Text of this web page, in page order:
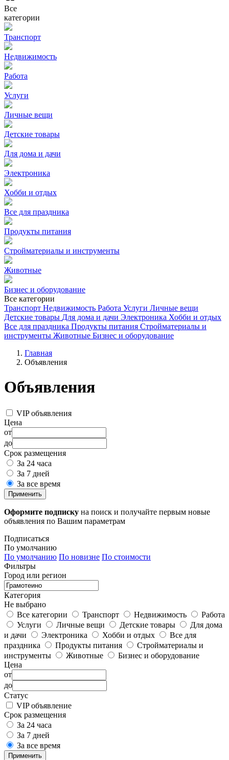
Все
категории
Транспорт
Недвижимость
Работа
Услуги
Личные вещи
Детские товары
Для дома и дачи
Электроника
Хобби и отдых
Все для праздника
Продукты питания
Стройматериалы и инструменты
Животные
Бизнес и оборудование
Все категории
Транспорт Недвижимость Работа Услуги Личные вещи
Детские товары Для дома и дачи Электроника Хобби и отдых
Все для праздника Продукты питания Стройматериалы и
инструменты Животные Бизнес и оборудование
Главная
Объявления
Объявления
VIP объявления
Цена
от
до
Срок размещения
За 24 часа
За 7 дней
За все время
Применить
Оформите подписку на поиск и получайте первым новые
объявления по Вашим параметрам
Подписаться
По умолчанию
По умолчанию По новизне По стоимости
Фильтры
Город или регион
Категория
Не выбрано
Все категории
Транспорт Недвижимость
Работа
Услуги
Личные вещи Детские товары
Для дома
и дачи
Электроника Хобби и отдых
Все для
праздника
Продукты питания
Стройматериалы и
инструменты
Животные
Бизнес и оборудование
Цена
от
до
Статус
VIP объявление
Срок размещения
За 24 часа
За 7 дней
За все время
Применить